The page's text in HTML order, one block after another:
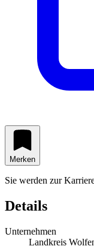
Merken
Sie werden zur
Details
Unternehmen
Landkreis